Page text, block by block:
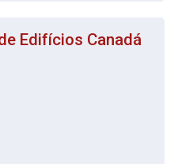
Edifícios Canadá